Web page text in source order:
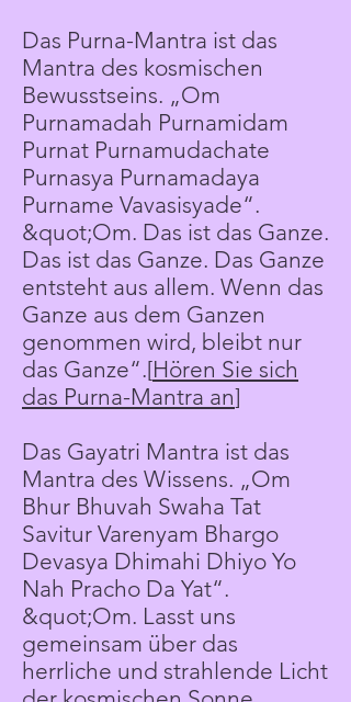
Das Purna-Mantra ist das
Mantra des kosmischen
Bewusstseins. „Om
Purnamadah Purnamidam
Purnat Purnamudachate
Purnasya Purnamadaya
Purname Vavasisyade“.
&quot;Om. Das ist das Ganze.
Das ist das Ganze. Das Ganze
entsteht aus allem. Wenn das
Ganze aus dem Ganzen
genommen wird, bleibt nur
das Ganze“.[Hören Sie sich
das Purna-Mantra an]
Das Gayatri Mantra ist das
Mantra des Wissens. „Om
Bhur Bhuvah Swaha Tat
Savitur Varenyam Bhargo
Devasya Dhimahi Dhiyo Yo
Nah Pracho Da Yat“.
&quot;Om. Lasst uns
gemeinsam über das
herrliche und strahlende Licht